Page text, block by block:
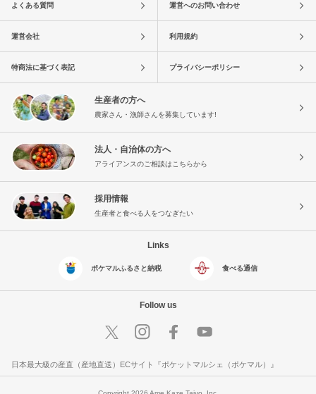
よくある質問 運営へのお問い合わせ
運営会社 利用規約
特商法に基づく表記 プライバシーポリシー
生産者の方へ
農家さん・漁師さんを募集しています!
法人・自治体の方へ
アライアンスのご相談はこちらから
採用情報
生産者と食べる人をつなぎたい
Links
ポケマルふるさと納税 食べる通信
Follow us
日本最大級の産直（産地直送）ECサイト『ポケットマルシェ（ポケマル）』